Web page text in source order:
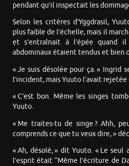
pendant qu’il inspectait les
Selon les critères d’Yggdrasil,
plus faible de l’échelle, mais il
et s’entraînait à l’épée quand
abdominaux étaient tendus et bien
« Je suis désolée pour ça. » Ingrid
l’incident, mais Yuuto l’avait rejetée
« C’est bon. Même les singes
Yuuto.
« Me traites-tu de singe ? Ahh,
comprends ce que tu veux dire, »
« Ah, désolé, » dit Yuuto. « Le
l’esprit était “Même l’écriture de